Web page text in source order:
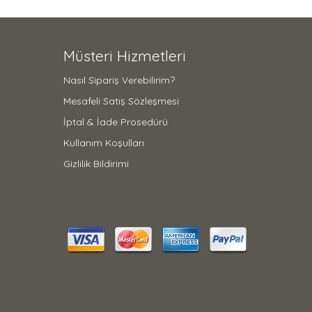
Müsteri Hizmetleri
Nasıl Sipariş Verebilirim?
Mesafeli Satış Sözleşmesi
İptal & İade Prosedürü
Kullanım Koşulları
Gizlilik Bildirimi